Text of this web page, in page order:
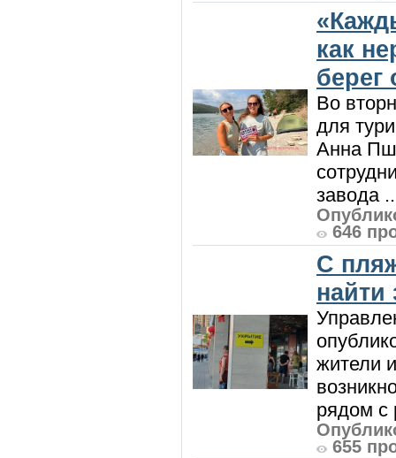
как
берег
Во
для
Анна
завода
646
С
жители
рядом с
655